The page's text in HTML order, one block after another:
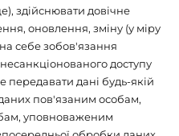
здійснювати довічне
оновлення, зміну (у міру
себе зобов'язання
доступу
передавати дані будь-якій
даних пов'язаним особам,
уповноваженим